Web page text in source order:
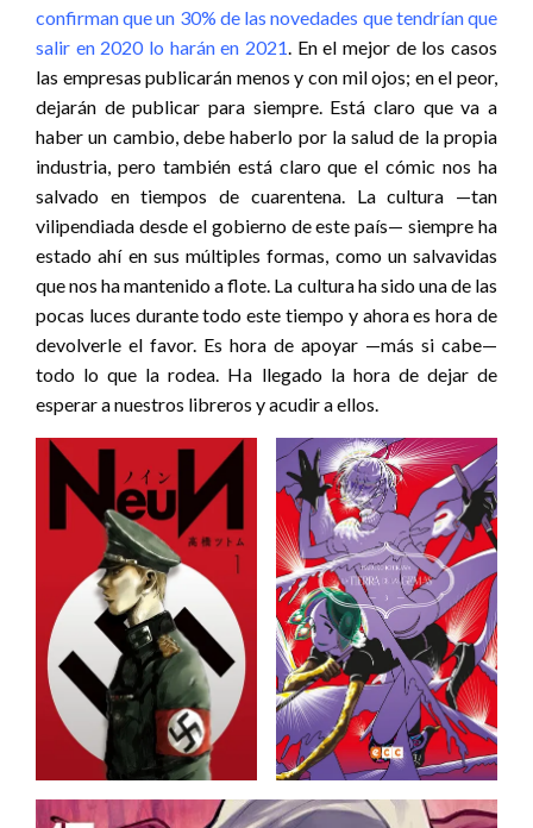
confirman que un 30% de las novedades que tendrían que
salir en 2020 lo harán en 2021. En el mejor de los casos
las empresas publicarán menos y con mil ojos; en el peor,
dejarán de publicar para siempre. Está claro que va a
haber un cambio, debe haberlo por la salud de la propia
industria, pero también está claro que el cómic nos ha
salvado en tiempos de cuarentena. La cultura —tan
vilipendiada desde el gobierno de este país— siempre ha
estado ahí en sus múltiples formas, como un salvavidas
que nos ha mantenido a flote. La cultura ha sido una de las
pocas luces durante todo este tiempo y ahora es hora de
devolverle el favor. Es hora de apoyar —más si cabe—
todo lo que la rodea. Ha llegado la hora de dejar de
esperar a nuestros libreros y acudir a ellos.